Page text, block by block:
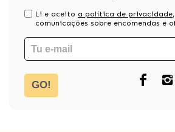
Li e aceito a política de privacidade
comunicações sobre encomendas e
GO!